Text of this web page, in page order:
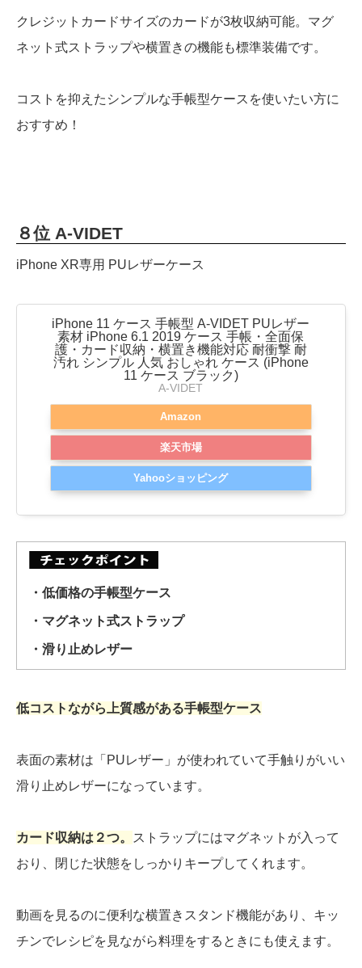
クレジットカードサイズのカードが3枚収納可能。マグ
ネット式ストラップや横置きの機能も標準装備です。
コストを抑えたシンプルな手帳型ケースを使いたい方に
おすすめ！
８位 A-VIDET
iPhone XR専用 PUレザーケース
iPhone 11 ケース 手帳型 A-VIDET PUレザー
素材 iPhone 6.1 2019 ケース 手帳・全面保
護・カード収納・横置き機能対応 耐衝撃 耐
汚れ シンプル 人気 おしゃれ ケース (iPhone
11 ケース ブラック)
A-VIDET
Amazon
楽天市場
Yahooショッピング
・低価格の手帳型ケース
・マグネット式ストラップ
・滑り止めレザー
低コストながら上質感がある手帳型ケース
表面の素材は「PUレザー」が使われていて手触りがいい
滑り止めレザーになっています。
カード収納は２つ。
ストラップにはマグネットが入って
おり、閉じた状態をしっかりキープしてくれます。
動画を見るのに便利な横置きスタンド機能があり、キッ
チンでレシピを見ながら料理をするときにも使えます。